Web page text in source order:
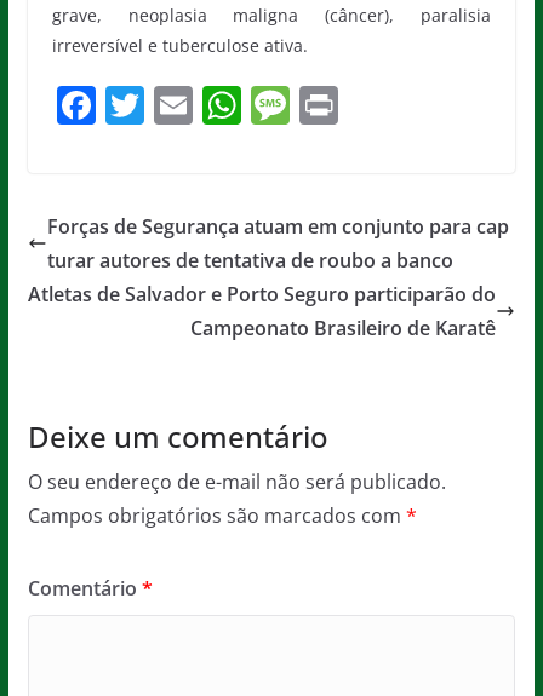
grave, neoplasia maligna (câncer), paralisia
irreversível e tuberculose ativa.
F
e
b
o
T
er
E
l
W
s
A
p
p
M
a
g
e
Pr
Forças de Segurança atuam em conjunto para cap
turar autores de tentativa de roubo a banco
Atletas de Salvador e Porto Seguro participarão do
Campeonato Brasileiro de Karatê
Deixe um comentário
O seu endereço de e-mail não será publicado.
Campos obrigatórios são marcados com *
Comentário *